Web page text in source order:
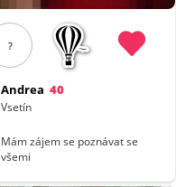
?
Andrea 40
Vsetín
Mám zájem se poznávat se
všemi